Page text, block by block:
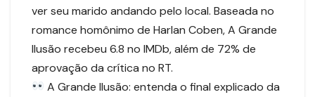
ver seu marido andando pelo local. Baseada no
romance homônimo de Harlan Coben, A Grande
Ilusão recebeu 6.8 no IMDb, além de 72% de
aprovação da crítica no RT.
A Grande Ilusão: entenda o final explicado da